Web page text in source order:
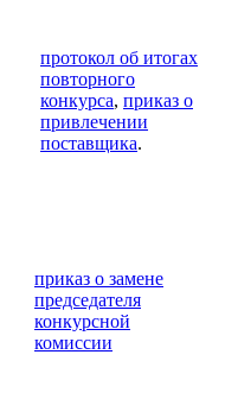
протокол об итогах
повторного
конкурса, приказ о
привлечении
поставщика.
приказ о замене
председателя
конкурсной
комиссии